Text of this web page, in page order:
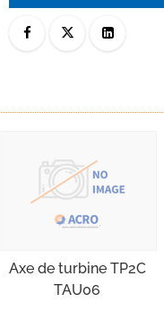
Axe de turbine TP2C
TAU06